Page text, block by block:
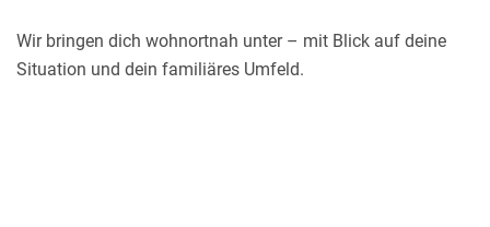
Wir bringen dich wohnortnah unter – mit Blick auf deine
Situation und dein familiäres Umfeld.